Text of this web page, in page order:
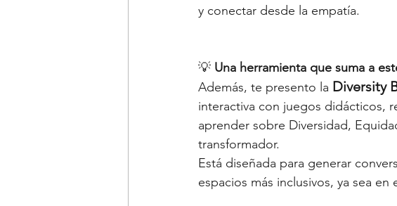
y conectar desde la empatía.
💡 Una herramienta que suma a
Además, te presento la Diversity
interactiva con juegos didácticos,
aprender sobre Diversidad,
transformador.
Está diseñada para generar
espacios más inclusivos, ya sea